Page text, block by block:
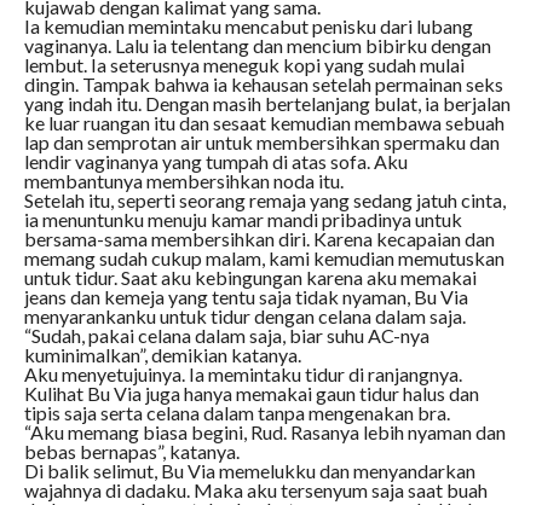
kujawab dengan kalimat yang sama.
Ia kemudian memintaku mencabut penisku dari lubang
vaginanya. Lalu ia telentang dan mencium bibirku dengan
lembut. Ia seterusnya meneguk kopi yang sudah mulai
dingin. Tampak bahwa ia kehausan setelah permainan seks
yang indah itu. Dengan masih bertelanjang bulat, ia berjalan
ke luar ruangan itu dan sesaat kemudian membawa sebuah
lap dan semprotan air untuk membersihkan spermaku dan
lendir vaginanya yang tumpah di atas sofa. Aku
membantunya membersihkan noda itu.
Setelah itu, seperti seorang remaja yang sedang jatuh cinta,
ia menuntunku menuju kamar mandi pribadinya untuk
bersama-sama membersihkan diri. Karena kecapaian dan
memang sudah cukup malam, kami kemudian memutuskan
untuk tidur. Saat aku kebingungan karena aku memakai
jeans dan kemeja yang tentu saja tidak nyaman, Bu Via
menyarankanku untuk tidur dengan celana dalam saja.
“Sudah, pakai celana dalam saja, biar suhu AC-nya
kuminimalkan”, demikian katanya.
Aku menyetujuinya. Ia memintaku tidur di ranjangnya.
Kulihat Bu Via juga hanya memakai gaun tidur halus dan
tipis saja serta celana dalam tanpa mengenakan bra.
“Aku memang biasa begini, Rud. Rasanya lebih nyaman dan
bebas bernapas”, katanya.
Di balik selimut, Bu Via memelukku dan menyandarkan
wajahnya di dadaku. Maka aku tersenyum saja saat buah